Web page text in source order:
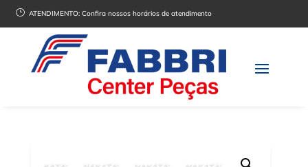
} ATENDIMENTO:Confira nossos horários de atendimento